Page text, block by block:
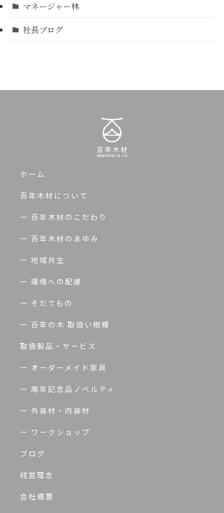
マネージャー林
社長ブログ
ホーム
百年木材について
ー 百年木材のこだわり
ー 百年木材のあゆみ
ー 地域共生
ー 環境への配慮
ー そだてもの
ー 百年の木 取扱い樹種
取扱製品・サービス
ー オーダーメイド家具
ー 周年記念品ノベルティ
ー 外装材・内装材
ー ワークショップ
ブログ
経営理念
会社概要